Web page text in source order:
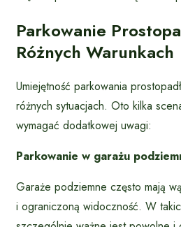
Parkowanie
Różnych Warunkach
Umiejętność parkowania
różnych sytuacjach. Oto kilka
wymagać dodatkowej uwagi:
Parkowanie w garażu
Garaże podziemne często mają
i ograniczoną widoczność. W